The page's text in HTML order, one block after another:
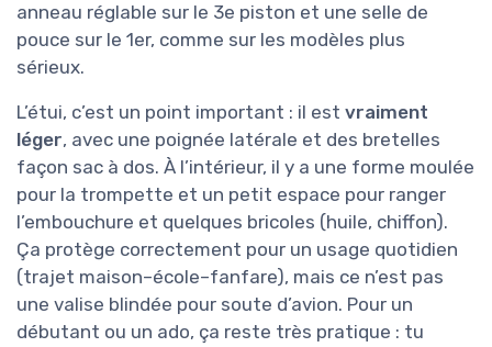
anneau réglable sur le 3e piston et une selle de
pouce sur le 1er, comme sur les modèles plus
sérieux.
L’étui, c’est un point important : il est vraiment
léger, avec une poignée latérale et des bretelles
façon sac à dos. À l’intérieur, il y a une forme moulée
pour la trompette et un petit espace pour ranger
l’embouchure et quelques bricoles (huile, chiffon).
Ça protège correctement pour un usage quotidien
(trajet maison–école–fanfare), mais ce n’est pas
une valise blindée pour soute d’avion. Pour un
débutant ou un ado, ça reste très pratique : tu